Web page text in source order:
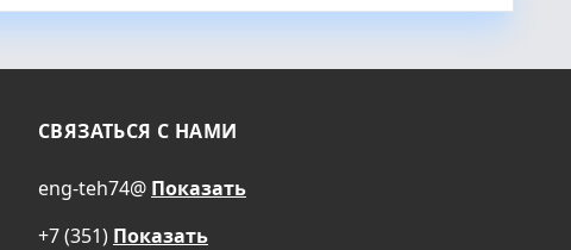
СВЯЗАТЬСЯ С НАМИ
eng-teh74@ Показать
+7 (351) Показать